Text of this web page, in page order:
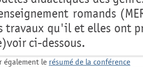
romands
travaux qu'il et elles ont
ci-dessous.
également le résumé de la conférence